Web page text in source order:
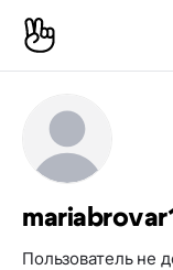
Пользователь не